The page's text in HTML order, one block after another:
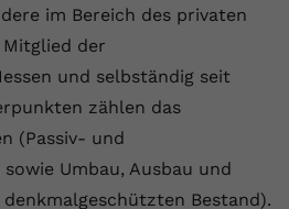
im Bereich des privaten
Mitglied der
und selbständig seit
zählen das
(Passiv- und
Umbau, Ausbau und
Bestand).
YouTube gesetzte Cookie
eine eindeutige ID, um
zu speichern, welche
von YouTube der Nutzer
hat.